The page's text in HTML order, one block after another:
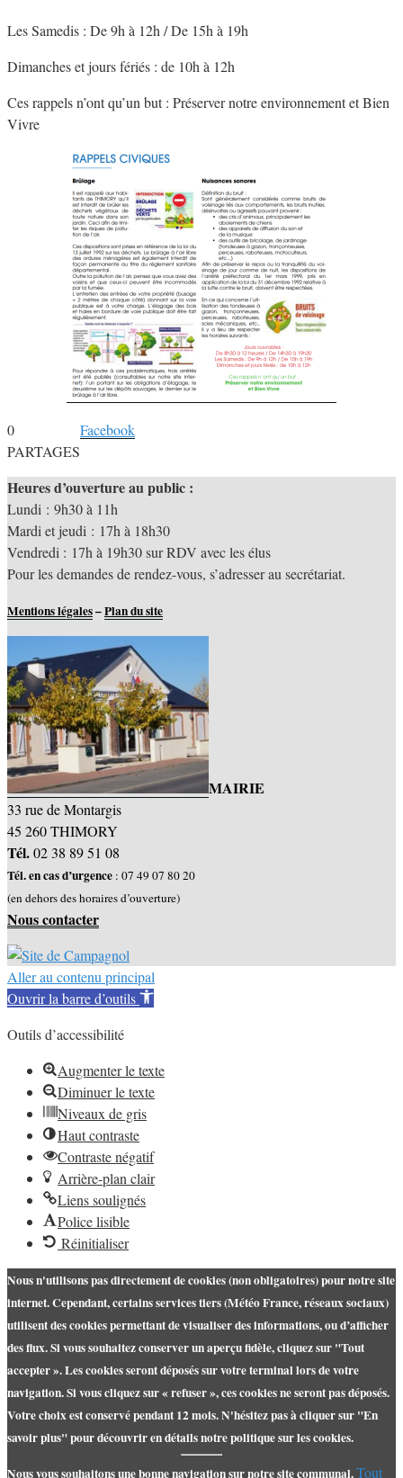
Les Samedis : De 9h à 12h / De 15h à 19h
Dimanches et jours fériés : de 10h à 12h
Ces rappels n’ont qu’un but : Préserver notre environnement et Bien
Vivre
0
PARTAGES
Facebook
Heures d’ouverture au public :
Lundi : 9h30 à 11h
Mardi et jeudi : 17h à 18h30
Vendredi : 17h à 19h30 sur RDV avec les élus
Pour les demandes de rendez-vous, s’adresser au secrétariat.
Mentions légales–Plan du site
MAIRIE
33 rue de Montargis
45 260 THIMORY
Tél.02 38 89 51 08
Tél. en cas d’urgence : 07 49 07 80 20
(en dehors des horaires d’ouverture)
Nous contacter
Aller au contenu principal
Ouvrir la barre d’outils
Outils d’accessibilité
Augmenter le texte
Diminuer le texte
Niveaux de gris
Haut contraste
Contraste négatif
Arrière-plan clair
Liens soulignés
Police lisible
Réinitialiser
Nous n'utilisons pas directement de cookies (non obligatoires) pour notre site
internet. Cependant, certains services tiers (Météo France, réseaux sociaux)
utilisent des cookies permettant de visualiser des informations, ou d’afficher
des flux. Si vous souhaitez conserver un aperçu fidèle, cliquez sur "Tout
accepter ». Les cookies seront déposés sur votre terminal lors de votre
navigation. Si vous cliquez sur « refuser », ces cookies ne seront pas déposés.
Votre choix est conservé pendant 12 mois. N'hésitez pas à cliquer sur "En
savoir plus" pour découvrir en détails notre politique sur les cookies.
Nous vous souhaitons une bonne navigation sur notre site communal.Tout